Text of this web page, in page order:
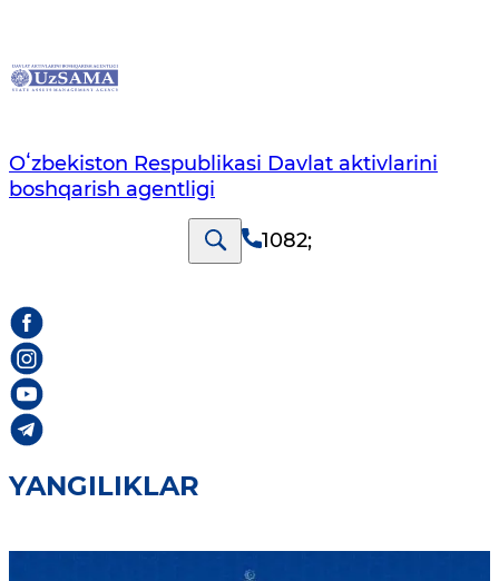
Oʻzbekiston Respublikasi Davlat aktivlarini
boshqarish agentligi
1082;
YANGILIKLAR